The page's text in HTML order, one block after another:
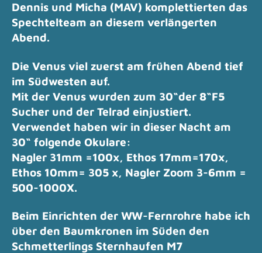
Dennis und Micha (MAV) komplettierten das
Spechtelteam an diesem verlängerten
Abend.
Die Venus viel zuerst am frühen Abend tief
im Südwesten auf.
Mit der Venus wurden zum 30“der 8“F5
Sucher und der Telrad einjustiert.
Verwendet haben wir in dieser Nacht am
30“ folgende Okulare:
Nagler 31mm =100x, Ethos 17mm=170x,
Ethos 10mm= 305 x, Nagler Zoom 3-6mm =
500-1000X.
Beim Einrichten der WW-Fernrohre habe ich
über den Baumkronen im Süden den
Schmetterlings Sternhaufen M7